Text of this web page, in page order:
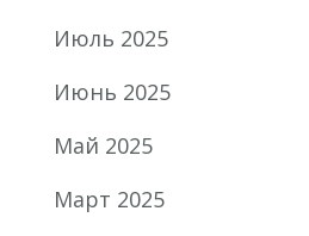
Июль 2025
Июнь 2025
Май 2025
Март 2025